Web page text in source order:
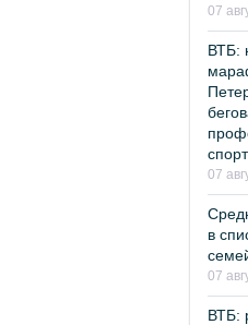
07
ВТБ:
07
в
07
ВТБ: